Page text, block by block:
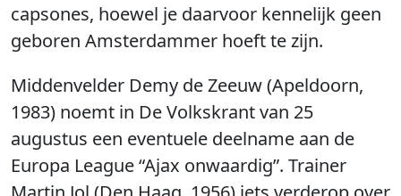
capsones, hoewel je daarvoor kennelijk geen
geboren Amsterdammer hoeft te zijn.
Middenvelder Demy de Zeeuw (Apeldoorn,
1983) noemt in De Volkskrant van 25
augustus een eventuele deelname aan de
Europa League “Ajax onwaardig”. Trainer